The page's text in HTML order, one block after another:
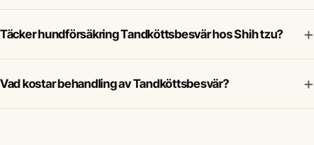
Täcker hundförsäkring Tandköttsbesvär hos Shih tzu? +
Vad kostar behandling av Tandköttsbesvär? +